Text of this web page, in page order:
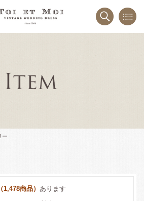
ー
1,478商品） あります